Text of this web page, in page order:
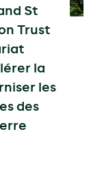
St
Trust
la
les
des